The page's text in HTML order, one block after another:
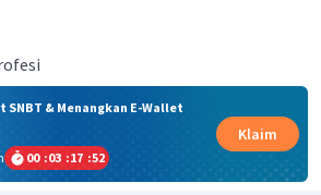
SNBT & Menangkan E-Wallet
00 :03 :17 :52
Klaim